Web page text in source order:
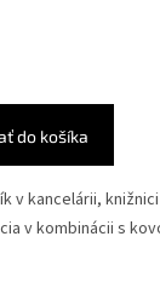
do košíka
v kancelárii,
v kombinácii s